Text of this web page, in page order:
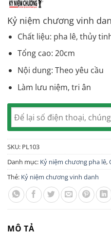
Kỷ niệm chương vinh
Chất liệu: pha lê, thủy
Tổng cao: 20cm
Nội dung: Theo yêu cầu
Làm lưu niệm, tri ân
SKU: PL103
Danh mục: Kỷ niệm chương pha lê,
Thẻ: Kỷ niệm chương vinh danh
MÔ TẢ